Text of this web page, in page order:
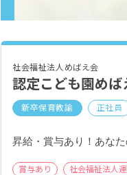
社会福祉法人めばえ会
認定こども園めば
新卒保育教諭 正社員
昇給・賞与あり！あな
賞与あり 社会福祉法人